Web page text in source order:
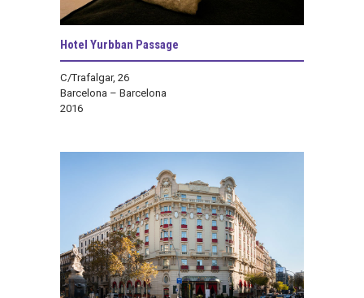
Hotel Yurbban Passage
C/Trafalgar, 26
Barcelona – Barcelona
2016